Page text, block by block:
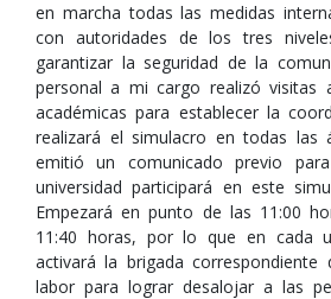
en marcha todas las medidas
con autoridades de los tres
garantizar la seguridad de la
personal a mi cargo realizó visitas
académicas para establecer la
realizará el simulacro en todas las
emitió un comunicado previo
universidad participará en este
Empezará en punto de las 11:00
11:40 horas, por lo que en cada
activará la brigada correspondiente
labor para lograr desalojar a las